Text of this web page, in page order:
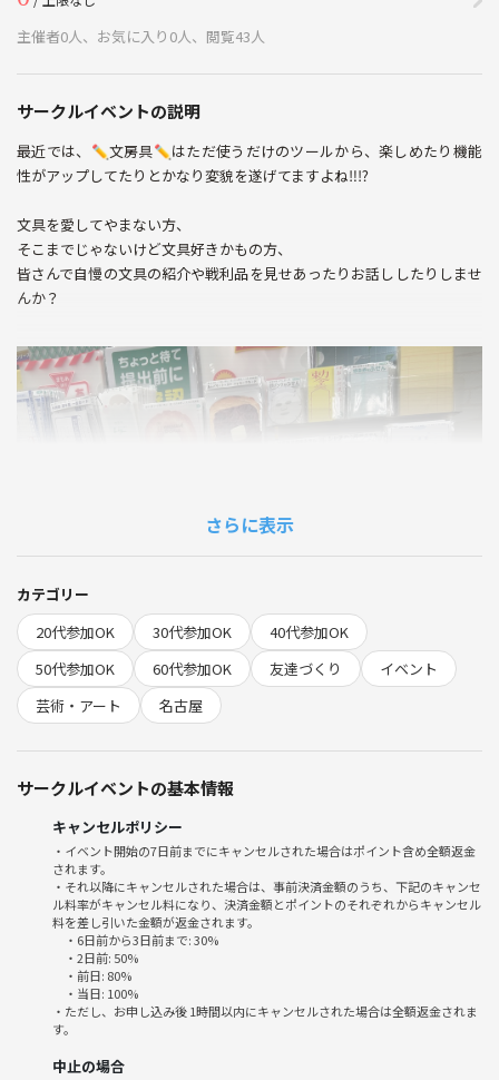
主催者0人、お気に入り0人、閲覧43人
サークルイベントの説明
最近では、✏️文房具✏️はただ使うだけのツールから、楽しめたり機能
性がアップしてたりとかなり変貌を遂げてますよね‼️⁉️
文具を愛してやまない方、
そこまでじゃないけど文具好きかもの方、
皆さんで自慢の文具の紹介や戦利品を見せあったりお話ししたりしませ
んか？
さらに表示
カテゴリー
20代参加OK
30代参加OK
40代参加OK
50代参加OK
60代参加OK 友達づくり
イベント
芸術・アート
名古屋
サークルイベントの基本情報
キャンセルポリシー
・イベント開始の7日前までにキャンセルされた場合はポイント含め全額返金
されます。
・それ以降にキャンセルされた場合は、事前決済金額のうち、下記のキャンセ
ル料率がキャンセル料になり、決済金額とポイントのそれぞれからキャンセル
料を差し引いた金額が返金されます。
・6日前から3日前まで: 30%
・2日前: 50%
・前日: 80%
・当日: 100%
・ただし、お申し込み後 1時間以内にキャンセルされた場合は全額返金されま
す。
中止の場合